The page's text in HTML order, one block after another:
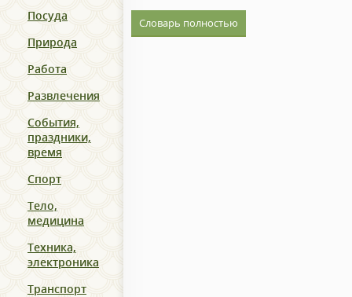
Посуда
Природа
Работа
Развлечения
События,
праздники,
время
Спорт
Тело,
медицина
Техника,
электроника
Транспорт
Словарь полностью